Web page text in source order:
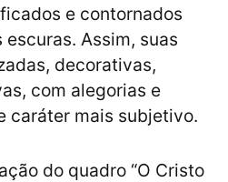
e contornados
Assim, suas
decorativas,
com alegorias e
caráter mais subjetivo.
do quadro “O Cristo